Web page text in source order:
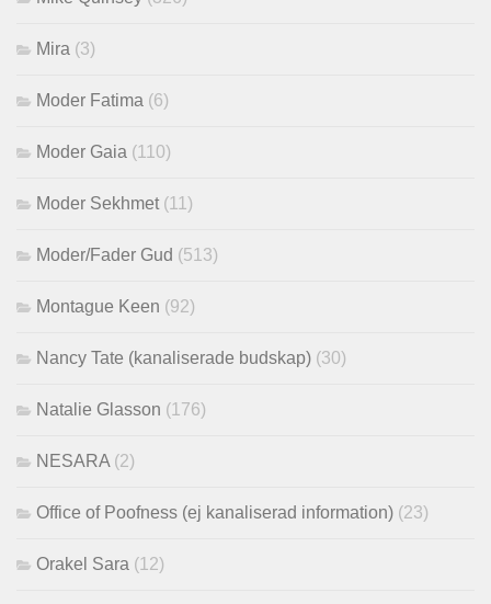
Mira (3)
Moder Fatima (6)
Moder Gaia (110)
Moder Sekhmet (11)
Moder/Fader Gud (513)
Montague Keen (92)
Nancy Tate (kanaliserade budskap) (30)
Natalie Glasson (176)
NESARA (2)
Office of Poofness (ej kanaliserad information) (23)
Orakel Sara (12)